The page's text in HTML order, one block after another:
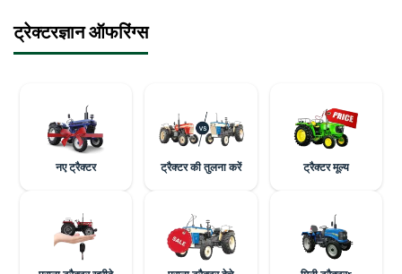
ट्रेक्टरज्ञान ऑफरिंग्स
नए ट्रैक्टर ट्रैक्टर की तुलना करें ट्रैक्टर मूल्य